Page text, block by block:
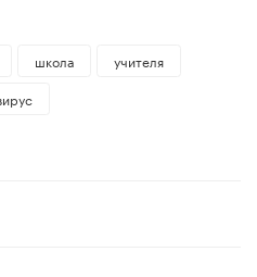
школа
учителя